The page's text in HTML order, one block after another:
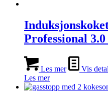
Professional
Les mer
Vis
Les mer